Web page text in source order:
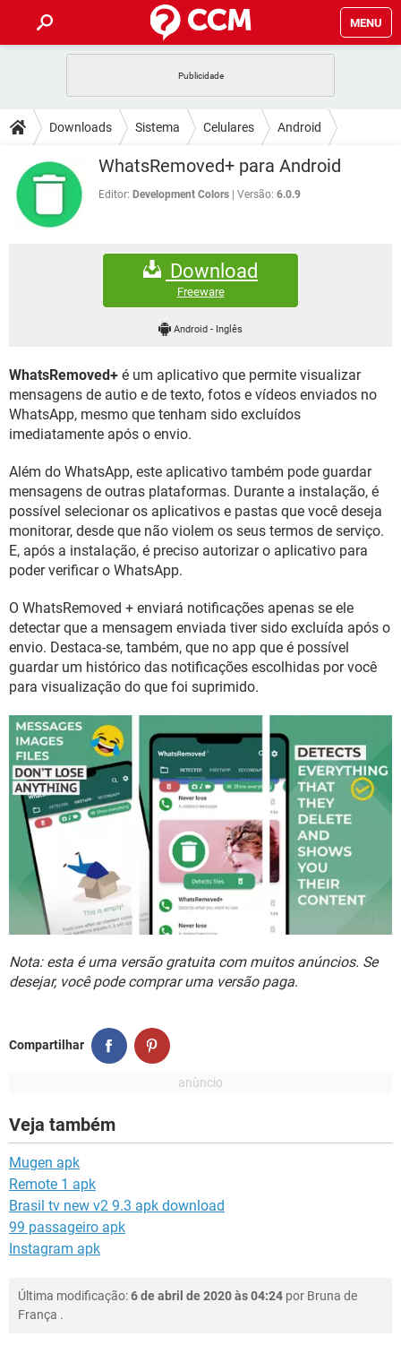
MENU
CELULAR FACEBOOK
OUTLOOK EXCEL
GMAIL
GUIA DE COMPRAS
DICAS
JOGOS WHATSAPP
CELULAR FACEBOOK
OUTLOOK
DOWNLOADS
WHATSAPP
CELULAR
EXCEL
GMAIL
FÓRUM
FACEBOOK
EXCEL
GMAIL
WHATSAPP
INSTAGRAM GMAIL
GUIA DE COMPRAS
Downloads Sistema Celulares Android
WhatsRemoved+ para Android
Editor: Development Colors Versão: 6.0.9
Download
Freeware
Android- Inglês
WhatsRemoved+ é um aplicativo que permite visualizar
mensagens de autio e de texto, fotos e vídeos enviados no
WhatsApp, mesmo que tenham sido excluídos
imediatamente após o envio.
Além do WhatsApp, este aplicativo também pode guardar
mensagens de outras plataformas. Durante a instalação, é
possível selecionar os aplicativos e pastas que você deseja
monitorar, desde que não violem os seus termos de serviço.
E, após a instalação, é preciso autorizar o aplicativo para
poder verificar o WhatsApp.
O WhatsRemoved + enviará notificações apenas se ele
detectar que a mensagem enviada tiver sido excluída após o
envio. Destaca-se, também, que no app que é possível
guardar um histórico das notificações escolhidas por você
para visualização do que foi suprimido.
Nota: esta é uma versão gratuita com muitos anúncios. Se
desejar, você pode comprar uma versão paga.
Compartilhar
Veja também
Mugen apk
Remote 1 apk
Brasil tv new v2 9.3 apk download
99 passageiro apk
Instagram apk
Última modificação:6 de abril de 2020 às 04:24 por Bruna de
França .